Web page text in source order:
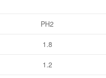
PH2
1.8
1.2